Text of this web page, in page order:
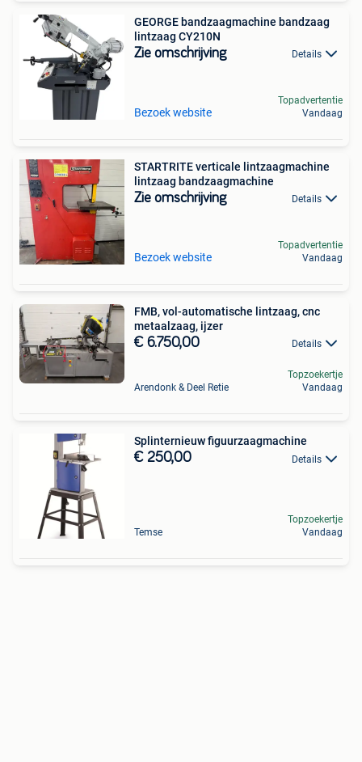
GEORGE bandzaagmachine bandzaag
lintzaag CY210N
Zie omschrijving Details
Bezoek website
Topadvertentie
Vandaag
STARTRITE verticale lintzaagmachine
lintzaag bandzaagmachine
Zie omschrijving Details
Bezoek website
Topadvertentie
Vandaag
FMB, vol-automatische lintzaag, cnc
metaalzaag, ijzer
€ 6.750,00 Details
Arendonk & Deel Retie
Topzoekertje
Vandaag
Splinternieuw figuurzaagmachine
€ 250,00 Details
Temse
Topzoekertje
Vandaag